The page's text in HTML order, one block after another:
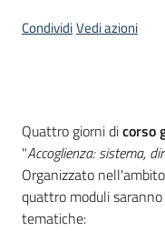
CondividiVedi azioni
Introduzione
Quattro giorni dicorso
"Accoglienza: sistema,
Organizzato
quattro moduli
tematiche: